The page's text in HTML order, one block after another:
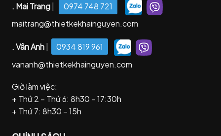
. Mai Trang|
0974 748 721
maitrang@thietkekhainguyen.com
. Vân Anh|
0934 819 961
vananh@thietkekhainguyen.com
Giờ làm việc:
+ Thứ 2 – Thứ 6: 8h30 – 17:30h
+ Thứ 7: 8h30 – 15h